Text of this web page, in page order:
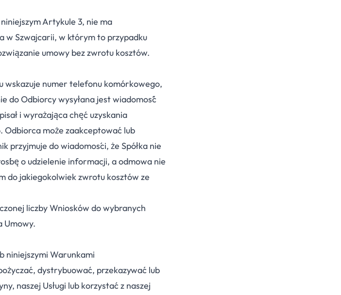
Artykule 3, nie ma
w Szwajcarii, w którym to przypadku
umowy bez zwrotu kosztów.
wskazuje numer telefonu komórkowego,
do Odbiorcy wysyłana jest wiadomość
i wyrażająca chęć uzyskania
może zaakceptować lub
przyjmuje do wiadomości, że Spółka nie
o udzielenie informacji, a odmowa nie
do jakiegokolwiek zwrotu kosztów ze
liczby Wniosków do wybranych
Umowy.
niniejszymi Warunkami
dystrybuować, przekazywać lub
naszej Usługi lub korzystać z naszej